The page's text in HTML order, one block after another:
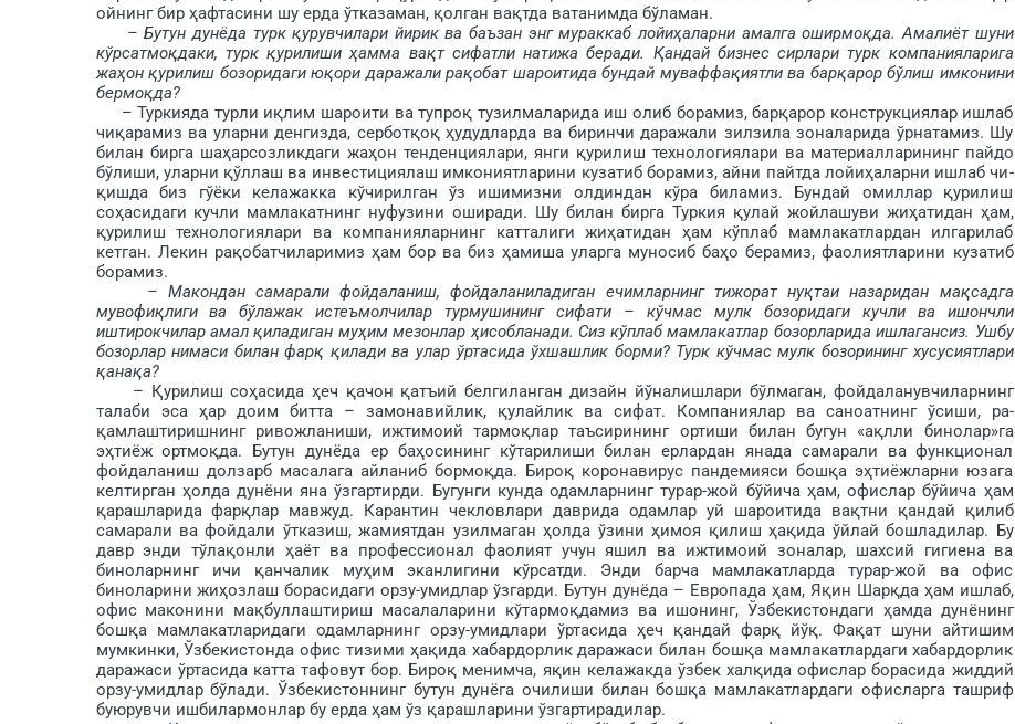
ойнинг бир ҳафтасини шу ерда ўтказаман, қолган вақтда ватанимда бўламан.
– Бутун дунёда турк қурув­чилари йирик ва баъзан энг мураккаб лойиҳаларни амалга ошир­моқда. Амалиёт шуни
кўрсатмоқ­даки, турк қурилиши ҳамма вақт сифатли натижа беради. Қандай бизнес сирлари турк компанияларига
жаҳон қурилиш бозоридаги юқори даражали рақобат шароитида бундай муваффақиятли ва барқарор бўлиш имконини
бер­моқда?
– Туркияда турли иқлим шароити ва тупроқ тузилмаларида иш олиб борамиз, барқарор конструкциялар ишлаб
чиқарамиз ва уларни денгиз­да, серботқоқ ҳудудларда ва биринчи даражали зилзила зоналарида ўрнатамиз. Шу
билан бирга шаҳар­созликдаги жаҳон тенденциялари, янги қурилиш технологиялари ва материалларининг пайдо
бўлиши, уларни қўллаш ва инвестициялаш имкониятларини кузатиб борамиз, айни пайтда лойиҳаларни ишлаб чи­
қишда биз гўёки келажакка кўчирилган ўз ишимизни олдиндан кўра биламиз. Бундай омиллар қурилиш
соҳасидаги кучли мамлакатнинг нуфузини оширади. Шу билан бирга Туркия қулай жойлашуви жиҳатидан ҳам,
қурилиш технологиялари ва компанияларнинг катталиги жиҳати­дан ҳам кўплаб мамлакатлардан илгарилаб
кетган. Лекин рақобатчи­ларимиз ҳам бор ва биз ҳамиша уларга муносиб баҳо берамиз, фаолиятларини кузатиб
борамиз.
– Макондан самарали фойдаланиш, фойдаланиладиган ечимларнинг тижорат нуқтаи назаридан мақсадга
мувофиқлиги ва бўлажак истеъмолчилар турмушининг сифати – кўчмас мулк бозоридаги кучли ва ишончли
иштирокчилар амал қиладиган муҳим мезонлар ҳисобланади. Сиз кўплаб мамлакатлар бозорларида ишлагансиз. Ушбу
бозорлар нимаси билан фарқ қилади ва улар ўртасида ўхшашлик борми? Турк кўчмас мулк бозорининг хусусиятлари
қанақа?
– Қурилиш соҳасида ҳеч қачон қатъий белгиланган дизайн йўналиш­лари бўлмаган, фойдаланувчиларнинг
талаби эса ҳар доим битта – замонавийлик, қулайлик ва сифат. Компаниялар ва саноатнинг ўсиши, ра­
қамлаштиришнинг ривожланиши, ижтимоий тармоқлар таъсирининг ортиши билан бугун «ақлли бино­лар»га
эҳтиёж ортмоқда. Бутун ду­нёда ер баҳосининг кўтарилиши билан ерлардан янада самарали ва функционал
фойдаланиш долзарб масалага айланиб бормоқда. Бироқ коронавирус пандемияси бошқа эҳ­тиёжларни юзага
келтирган ҳолда дунёни яна ўзгартирди. Бугунги кунда одамларнинг турар-жой бўйича ҳам, офислар бўйича ҳам
қарашла­рида фарқлар мавжуд. Карантин чек­ловлари даврида одамлар уй шароитида вақтни қандай қилиб
самарали ва фойдали ўтказиш, жамиятдан узилмаган ҳолда ўзини ҳимоя қилиш ҳақида ўйлай бошладилар. Бу
давр энди тўлақонли ҳаёт ва профессионал фаолият учун яшил ва ижтимоий зоналар, шахсий гигиена ва
биноларнинг ичи қанчалик муҳим эканлигини кўрсатди. Энди барча мамлакатларда турар-жой ва офис
биноларини жиҳозлаш борасидаги орзу-умидлар ўзгарди. Бутун дунёда – Европада ҳам, Яқин Шарқда ҳам ишлаб,
офис маконини мақбуллаштириш масалаларини кўтармоқдамиз ва ишонинг, Ўзбекистондаги ҳамда дунёнинг
бошқа мамлакатларидаги одамларнинг орзу-умидлари ўртасида ҳеч қандай фарқ йўқ. Фақат шуни айтишим
мумкинки, Ўзбекистонда офис тизими ҳақида хабардорлик даражаси билан бошқа мамлакатлардаги хабардорлик
даражаси ўртасида кат­та тафовут бор. Бироқ менимча, яқин келажакда ўзбек халқида офислар борасида жиддий
орзу-умидлар бў­лади. Ўзбекистоннинг бу­тун дунёга очилиши билан бошқа мамлакатлардаги офисларга ташриф
буюрувчи ишбилармонлар бу ерда ҳам ўз қа­рашларини ўзгартирадилар.